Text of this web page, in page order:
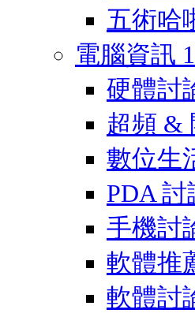
五術哈
電腦資訊
硬體討
超頻 &
數位生
PDA 討
手機討
軟體推
軟體討